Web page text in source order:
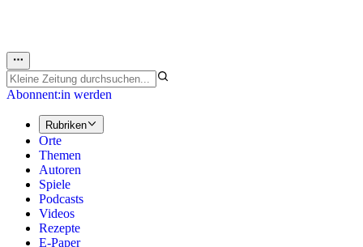
Abonnent:in werden
Rubriken
Orte
Themen
Autoren
Spiele
Podcasts
Videos
Rezepte
E-Paper